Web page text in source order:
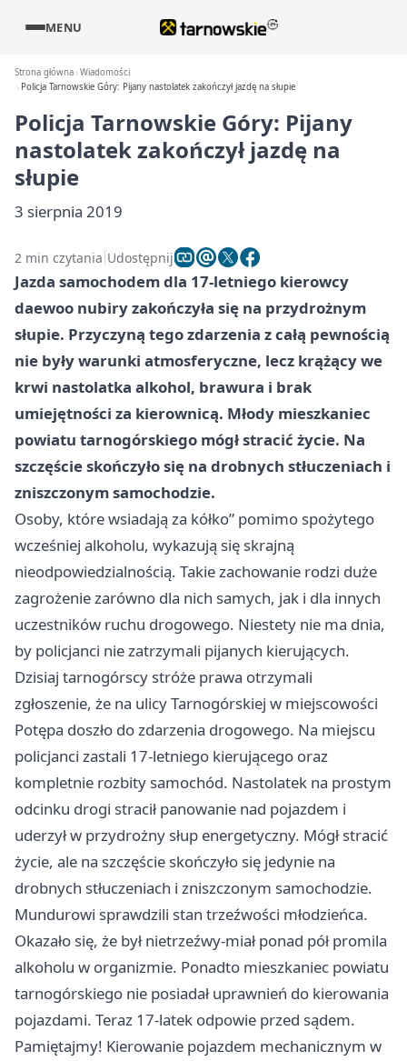
MENU
Strona główna Wiadomości
Policja Tarnowskie Góry: Pijany nastolatek zakończył jazdę na słupie
Policja Tarnowskie Góry: Pijany
nastolatek zakończył jazdę na
słupie
3 sierpnia 2019
2 min czytania Udostępnij
Jazda samochodem dla 17-letniego kierowcy
daewoo nubiry zakończyła się na przydrożnym
słupie. Przyczyną tego zdarzenia z całą pewnością
nie były warunki atmosferyczne, lecz krążący we
krwi nastolatka alkohol, brawura i brak
umiejętności za kierownicą. Młody mieszkaniec
powiatu tarnogórskiego mógł stracić życie. Na
szczęście skończyło się na drobnych stłuczeniach i
zniszczonym samochodzie.
Osoby, które wsiadają za kółko” pomimo spożytego
wcześniej alkoholu, wykazują się skrajną
nieodpowiedzialnością. Takie zachowanie rodzi duże
zagrożenie zarówno dla nich samych, jak i dla innych
uczestników ruchu drogowego. Niestety nie ma dnia,
by policjanci nie zatrzymali pijanych kierujących.
Dzisiaj tarnogórscy stróże prawa otrzymali
zgłoszenie, że na ulicy Tarnogórskiej w miejscowości
Potępa doszło do zdarzenia drogowego. Na miejscu
policjanci zastali 17-letniego kierującego oraz
kompletnie rozbity samochód. Nastolatek na prostym
odcinku drogi stracił panowanie nad pojazdem i
uderzył w przydrożny słup energetyczny. Mógł stracić
życie, ale na szczęście skończyło się jedynie na
drobnych stłuczeniach i zniszczonym samochodzie.
Mundurowi sprawdzili stan trzeźwości młodzieńca.
Okazało się, że był nietrzeźwy-miał ponad pół promila
alkoholu w organizmie. Ponadto mieszkaniec powiatu
tarnogórskiego nie posiadał uprawnień do kierowania
pojazdami. Teraz 17-latek odpowie przed sądem.
Pamiętajmy! Kierowanie pojazdem mechanicznym w